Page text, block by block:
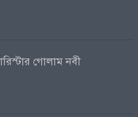
গোলাম নবী